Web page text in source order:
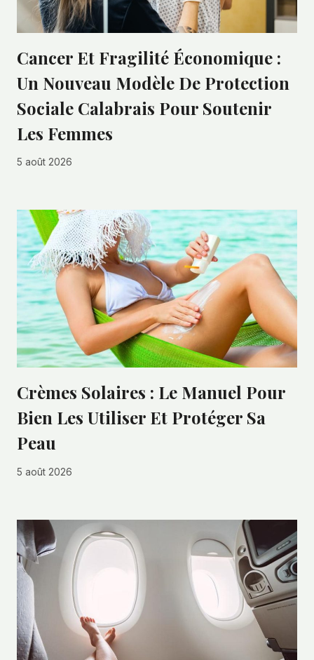
Cancer Et Fragilité Économique :
Un Nouveau Modèle De Protection
Sociale Calabrais Pour Soutenir
Les Femmes
5 août 2026
Crèmes Solaires : Le Manuel Pour
Bien Les Utiliser Et Protéger Sa
Peau
5 août 2026